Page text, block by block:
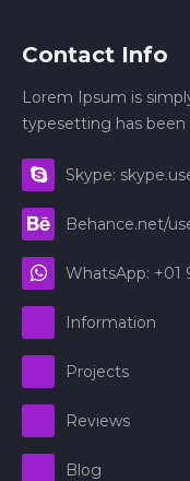
Contact Info
Lorem Ipsum is
typesetting has been
Skype:
Behance.net/
WhatsApp: +01
Information
Projects
Reviews
Blog